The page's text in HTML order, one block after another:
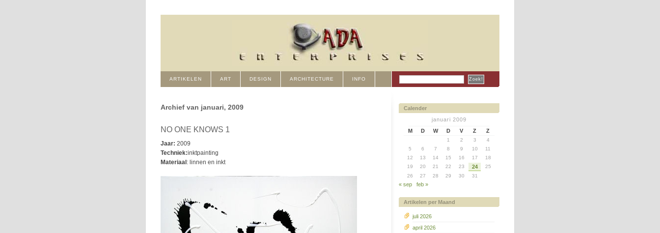
ARTIKELEN ART DESIGN ARCHITECTURE INFO
Archief van januari, 2009
NO ONE KNOWS 1
Jaar: 2009
Techniek:inktpainting
Materiaal : linnen en inkt
Calender
januari 2009
M
D W D V Z Z
1 2 3
4
5
6 7 8 9 10
11
12
13 14 15 16 17
18
19
20 21 22 23 24
25
26
27 28 29 30 31
« sep feb »
Artikelen per Maand
juli 2026
april 2026